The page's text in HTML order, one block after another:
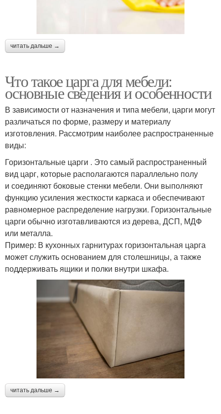
читать дальше →
Что такое царга для мебели:
основные сведения и особенности
В зависимости от назначения и типа мебели, царги могут
различаться по форме, размеру и материалу
изготовления. Рассмотрим наиболее распространенные
виды:
Горизонтальные царги . Это самый распространенный
вид царг, которые располагаются параллельно полу
и соединяют боковые стенки мебели. Они выполняют
функцию усиления жесткости каркаса и обеспечивают
равномерное распределение нагрузки. Горизонтальные
царги обычно изготавливаются из дерева, ДСП, МДФ
или металла.
Пример: В кухонных гарнитурах горизонтальная царга
может служить основанием для столешницы, а также
поддерживать ящики и полки внутри шкафа.
читать дальше →